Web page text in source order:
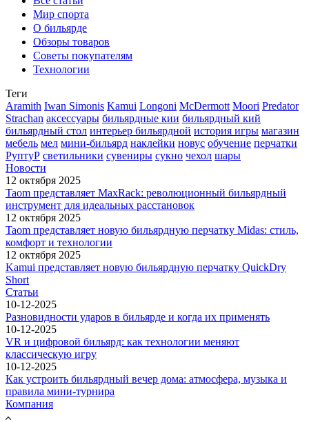
Мир спорта
О бильярде
Обзоры товаров
Советы покупателям
Технологии
Теги
Aramith Iwan Simonis Kamui Longoni McDermott Moori Predator
Strachan аксессуары бильярдные кии бильярдный кий
бильярдный стол интерьер бильярдной история игры магазин
мебель мел мини-бильярд наклейки новус обучение перчатки
РуптуР светильники сувениры сукно чехол шары
Новости
12 октября 2025
Taom представляет MaxRack: революционный бильярдный
инструмент для идеальных расстановок
12 октября 2025
Taom представляет новую бильярдную перчатку Midas: стиль,
комфорт и технологии
12 октября 2025
Kamui представляет новую бильярдную перчатку QuickDry
Short
Статьи
10-12-2025
Разновидности ударов в бильярде и когда их применять
10-12-2025
VR и цифровой бильярд: как технологии меняют
классическую игру
10-12-2025
Как устроить бильярдный вечер дома: атмосфера, музыка и
правила мини-турнира
Компания